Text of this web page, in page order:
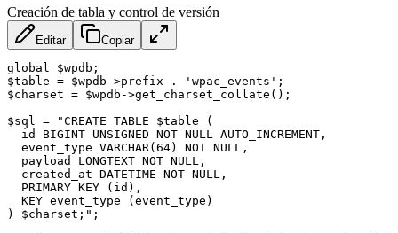
Creación de tabla y control de versión
Editar Copiar
global $wpdb;
$table = $wpdb->prefix . 'wpac_events';
$charset = $wpdb->get_charset_collate();
$sql = "CREATE TABLE $table (
  id BIGINT UNSIGNED NOT NULL AUTO_INCREMENT,
  event_type VARCHAR(64) NOT NULL,
  payload LONGTEXT NOT NULL,
  created_at DATETIME NOT NULL,
  PRIMARY KEY (id),
  KEY event_type (event_type)
) $charset;";